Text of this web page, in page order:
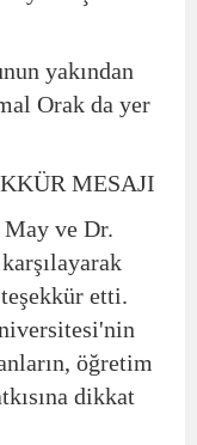
yakından
Orak da yer
MESAJI
ve Dr.
etti.
öğretim
dikkat